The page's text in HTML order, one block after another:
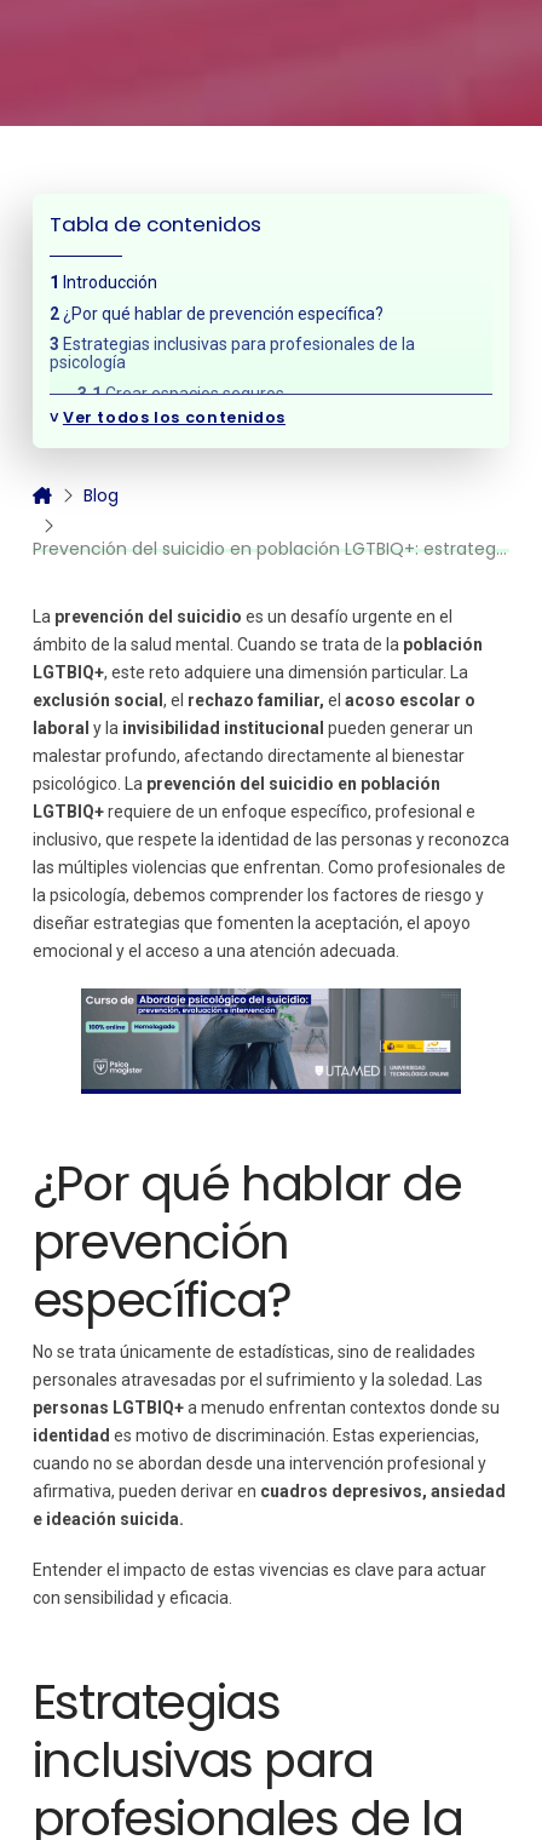
Tabla de contenidos
Introducción
¿Por qué hablar de prevención específica?
Estrategias inclusivas para profesionales de la
psicología
Crear espacios seguros
Incorporar la perspectiva afirmativa
El papel de las familias y redes de apoyo
Intervenciones clínicas recomendadas
Trabajo grupal y comunitario
¿Qué podemos hacer desde la psicología?
Conclusión: cuidar la vida es responsabilidad colectiva
˅Ver todos los contenidos
Blog
Prevención del suicidio en población LGTBIQ+: estrategias inclusivas
La prevención del suicidio es un desafío urgente en el
ámbito de la salud mental. Cuando se trata de la población
LGTBIQ+, este reto adquiere una dimensión particular. La
exclusión social , el rechazo familiar, el acoso escolar o
laboral y la invisibilidad institucional pueden generar un
malestar profundo, afectando directamente al bienestar
psicológico. La prevención del suicidio en población
LGTBIQ+requiere de un enfoque específico, profesional e
inclusivo, que respete la identidad de las personas y reconozca
las múltiples violencias que enfrentan. Como profesionales de
la psicología, debemos comprender los factores de riesgo y
diseñar estrategias que fomenten la aceptación, el apoyo
emocional y el acceso a una atención adecuada.
¿Por qué hablar de
prevención
específica?
No se trata únicamente de estadísticas, sino de realidades
personales atravesadas por el sufrimiento y la soledad. Las
personas LGTBIQ+a menudo enfrentan contextos donde su
identidad es motivo de discriminación. Estas experiencias,
cuando no se abordan desde una intervención profesional y
afirmativa, pueden derivar en cuadros depresivos, ansiedad
e ideación suicida.
Entender el impacto de estas vivencias es clave para actuar
con sensibilidad y eficacia.
Estrategias
inclusivas para
profesionales de la